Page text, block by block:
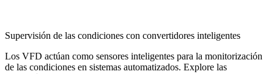
Supervisión de las condiciones con convertidores inteligentes
Los VFD actúan como sensores inteligentes para la monitorización
de las condiciones en sistemas automatizados. Explore las